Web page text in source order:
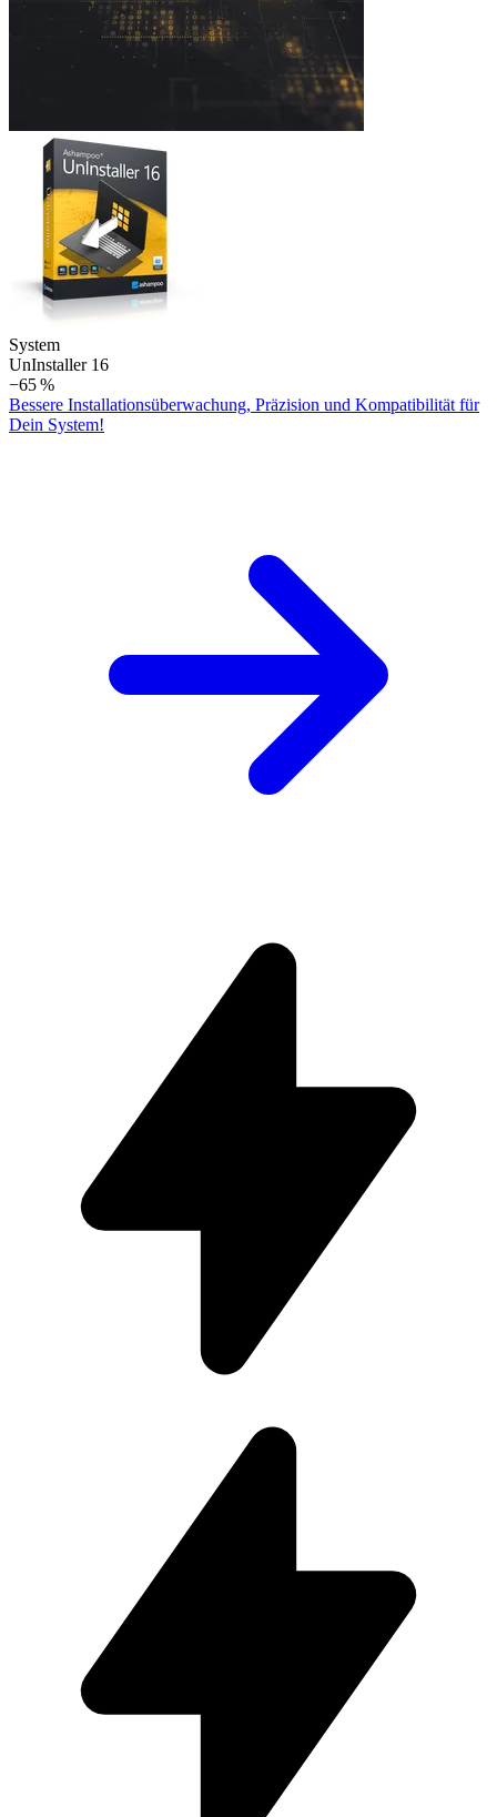
System
Un­Installer 16
−65 %
Bessere Installationsüberwachung, Präzision und Kompatibilität für
Dein System!